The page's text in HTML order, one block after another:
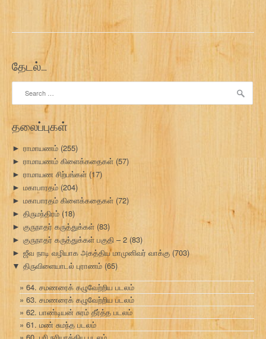
தேடல்…
தலைப்புகள்
► ராமாயணம் (255)
► ராமாயணம் கிளைக்கதைகள் (57)
► ராமாயண சிற்பங்கள் (17)
► மகாபாரதம் (204)
► மகாபாரதம் கிளைக்கதைகள் (72)
► திருமந்திரம் (18)
► குருநாதர் கருத்துக்கள் (83)
► குருநாதர் கருத்துக்கள் பகுதி – 2 (83)
► ஜீவ நாடி வழியாக அகத்திய மாமுனிவர் வாக்கு (703)
▼ திருவிளையாடல் புராணம் (65)
64. சமணரைக் கழுவேற்றிய படலம்
63. சமணரைக் கழுவேற்றிய படலம்
62. பாண்டியன் சுரம் தீர்த்த படலம்
61. மண் சுமந்த படலம்
60. பரி நரியாக்கிய படலம்